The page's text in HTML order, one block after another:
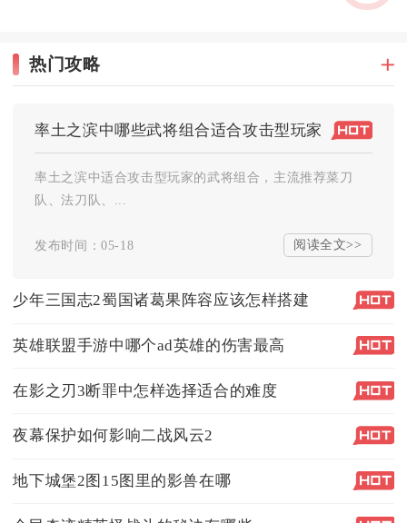
热门攻略
率土之滨中哪些武将组合适合攻击型玩家
率土之滨中适合攻击型玩家的武将组合，主流推荐菜刀
队、法刀队、...
发布时间：05-18 阅读全文>>
少年三国志2蜀国诸葛果阵容应该怎样搭建
英雄联盟手游中哪个ad英雄的伤害最高
在影之刃3断罪中怎样选择适合的难度
夜幕保护如何影响二战风云2
地下城堡2图15图里的影兽在哪